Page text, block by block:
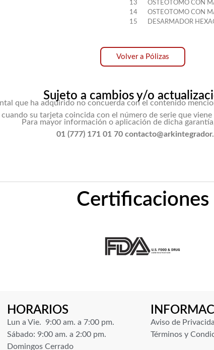
13
14
15
OSTEOTOMO CON
OSTEOTOMO CON
DESARMADOR
Volver a Pólizas
Sujeto a cambios y/o
que ha adquirido no concuerda con el contenido
su tarjeta coincida con el número de serie que
Para mayor información o aplicación de dicha
01 (777) 171 01 70
Certificaciones
HORARIOS
Lun a Vie. 9:00 am. a 7:00 pm.
Sábado: 9:00 am. a 2:00 pm.
Domingos Cerrado
Aviso de
Términos y